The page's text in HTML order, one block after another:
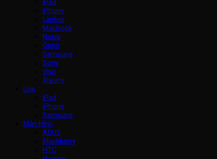
iPad
iPhone
Laptop
Macbook
Nokia
Oppo
Samsung
Sony
Vivo
Xiaomi
Loa
iPad
iPhone
Samsung
Màn Hình
ASUS
Blackberry
HTC